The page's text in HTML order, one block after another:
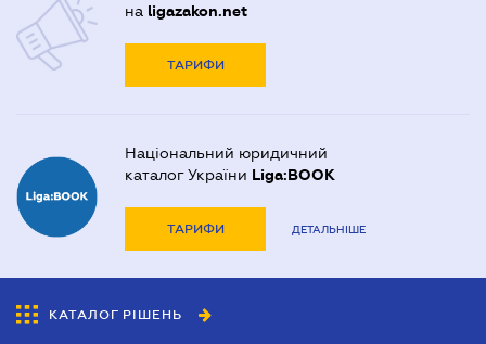
на ligazakon.net
ТАРИФИ
Національний юридичний
каталог України Liga:BOOK
ТАРИФИ ДЕТАЛЬНІШЕ
КАТАЛОГ РІШЕНЬ